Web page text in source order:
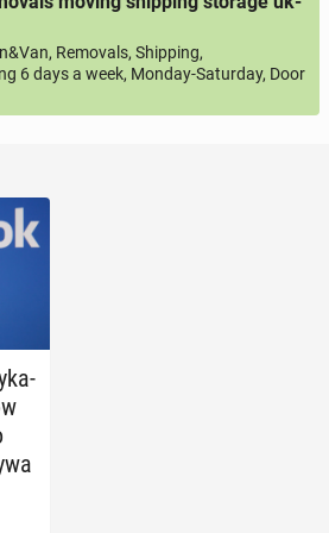
Removals, Shipping,
6 days a week, Monday-Saturday, Door